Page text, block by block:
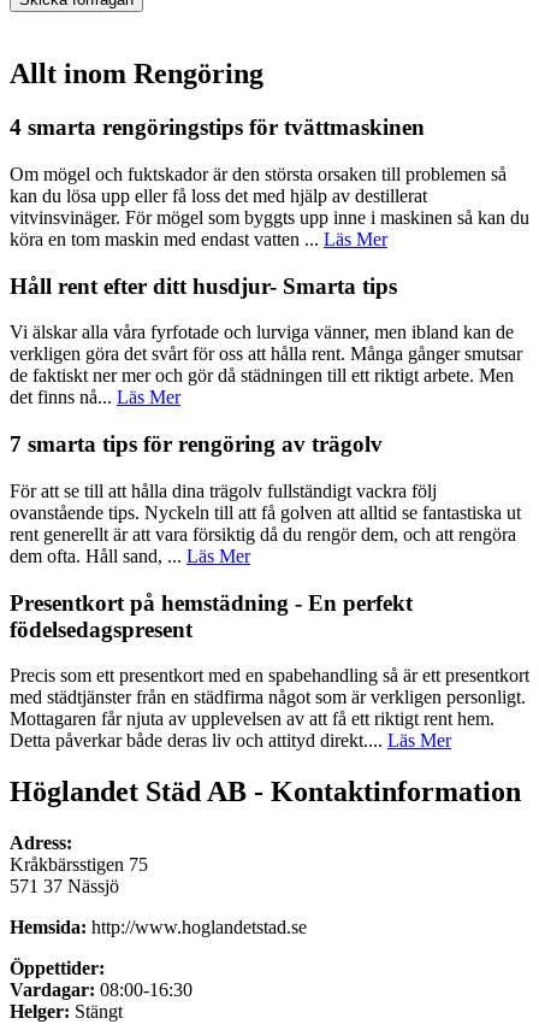
Allt inom Rengöring
4 smarta rengöringstips för tvättmaskinen
Om mögel och fuktskador är den största orsaken till problemen så
kan du lösa upp eller få loss det med hjälp av destillerat
vitvinsvinäger. För mögel som byggts upp inne i maskinen så kan du
köra en tom maskin med endast vatten ... Läs Mer
Håll rent efter ditt husdjur- Smarta tips
Vi älskar alla våra fyrfotade och lurviga vänner, men ibland kan de
verkligen göra det svårt för oss att hålla rent. Många gånger smutsar
de faktiskt ner mer och gör då städningen till ett riktigt arbete. Men
det finns nå... Läs Mer
7 smarta tips för rengöring av trägolv
För att se till att hålla dina trägolv fullständigt vackra följ
ovanstående tips. Nyckeln till att få golven att alltid se fantastiska ut
rent generellt är att vara försiktig då du rengör dem, och att rengöra
dem ofta. Håll sand, ... Läs Mer
Presentkort på hemstädning - En perfekt
födelsedagspresent
Precis som ett presentkort med en spabehandling så är ett presentkort
med städtjänster från en städfirma något som är verkligen personligt.
Mottagaren får njuta av upplevelsen av att få ett riktigt rent hem.
Detta påverkar både deras liv och attityd direkt.... Läs Mer
Höglandet Städ AB - Kontaktinformation
Adress:
Kråkbärsstigen 75
571 37 Nässjö
Hemsida: http://www.hoglandetstad.se
Öppettider:
Vardagar: 08:00-16:30
Helger: Stängt